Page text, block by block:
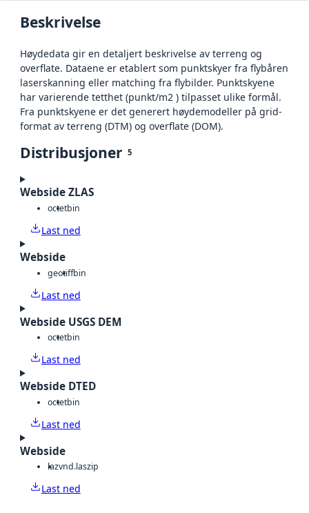
Beskrivelse
Høydedata gir en detaljert beskrivelse av terreng og
overflate. Dataene er etablert som punktskyer fra flybåren
laserskanning eller matching fra flybilder. Punktskyene
har varierende tetthet (punkt/m2 ) tilpasset ulike formål.
Fra punktskyene er det generert høydemodeller på grid-
format av terreng (DTM) og overflate (DOM).
Distribusjoner 5
Webside ZLAS
octetbin
Last ned
Webside
geotiffbin
Last ned
Webside USGS DEM
octetbin
Last ned
Webside DTED
octetbin
Last ned
Webside
lazvnd.laszip
Last ned